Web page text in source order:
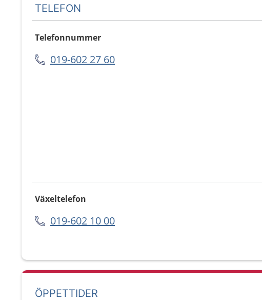
TELEFON
Telefonnummer
019-602 27 60
Växeltelefon
019-602 10 00
ÖPPETTIDER